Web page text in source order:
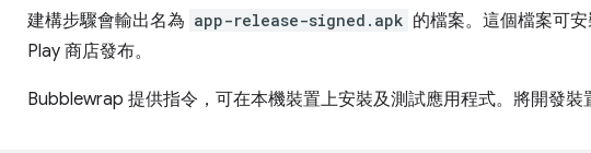
建構步驟會輸出名為 app-release-signed.apk 的檔案。這個檔案可
Play 商店發布。
Bubblewrap 提供指令，可在本機裝置上安裝及測試應用程式。將開發裝